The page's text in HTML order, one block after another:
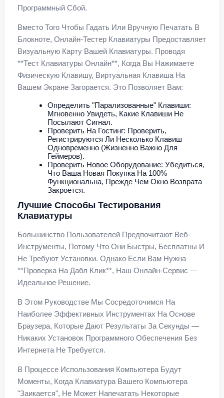
Программный Сбой.
Вместо Того Чтобы Гадать Или Вручную Печатать В
Блокноте, Онлайн-Тестер Клавиатуры Предоставляет
Визуальную Карту Вашей Клавиатуры. Проводя
**тест Клавиатуры Онлайн**, Когда Вы Нажимаете
Физическую Клавишу, Виртуальная Клавиша На
Вашем Экране Загорается. Это Позволяет Вам:
Определить "парализованные" Клавиши:
Мгновенно Увидеть, Какие Клавиши Не
Посылают Сигнал.
Проверить На Гостинг: Проверить,
Регистрируются Ли Несколько Клавиш
Одновременно (жизненно Важно Для
Геймеров).
Проверить Новое Оборудование: Убедиться,
Что Ваша Новая Покупка На 100%
Функциональна, Прежде Чем Окно Возврата
Закроется.
Лучшие Способы Тестирования
Клавиатуры
Большинство Пользователей Предпочитают Веб-
Инструменты, Потому Что Они Быстры, Бесплатны И
Не Требуют Установки. Однако Если Вам Нужна
**проверка На Дабл Клик**, Наш Онлайн-Сервис —
Идеальное Решение.
В Этом Руководстве Мы Сосредоточимся На
Наиболее Эффективных Инструментах На Основе
Браузера, Которые Дают Результаты За Секунды —
Никаких Установок Программного Обеспечения Без
Интернета Не Требуется.
В Процессе Использования Компьютера Будут
Моменты, Когда Клавиатура Вашего Компьютера
"заикается", Не Может Напечатать Некоторые